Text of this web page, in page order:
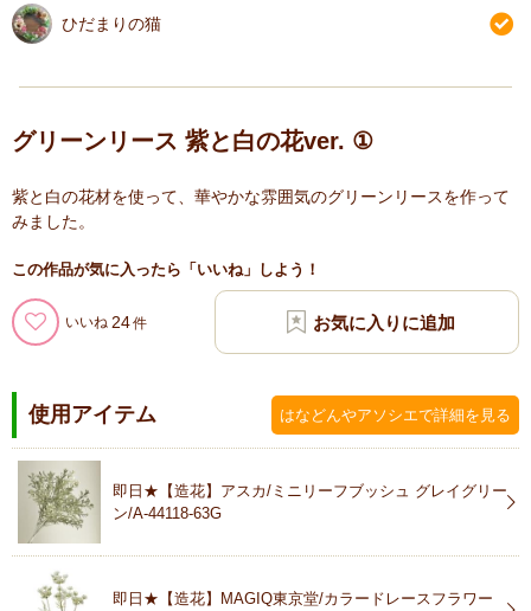
ひだまりの猫
グリーンリース 紫と白の花ver. ①
紫と白の花材を使って、華やかな雰囲気のグリーンリースを作って
みました。
この作品が気に入ったら「いいね」しよう！
いいね 24
使用アイテム はなどんやアソシエで詳細を見る
即日★【造花】アスカ/ミニリーフブッシュ グレイグリー
ン/A-44118-63G
即日★【造花】MAGIQ東京堂/カラードレースフラワー